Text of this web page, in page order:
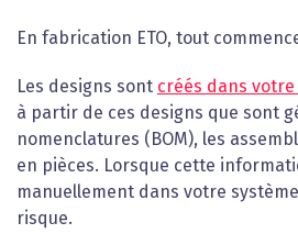
En fabrication ETO, tout
Les designs sont créés dans votre
à partir de ces designs que sont
nomenclatures (BOM), les
en pièces. Lorsque cette
manuellement dans votre système
risque.